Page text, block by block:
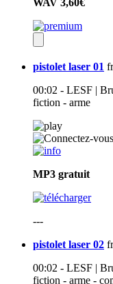
pistolet laser 01
00:02 - LESF |
fiction - arme
MP3 gratuit
---
pistolet laser 02
00:02 - LESF |
fiction - arme -